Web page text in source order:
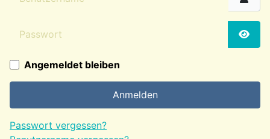
Angemeldet bleiben
Anmelden
Passwort vergessen?